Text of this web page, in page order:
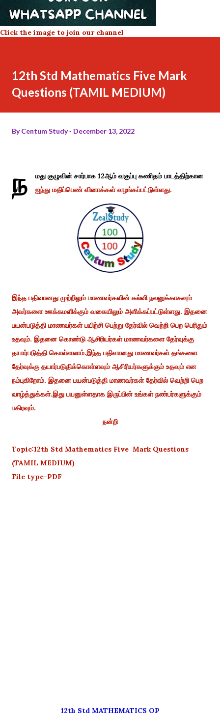
Click the image to join our channel
12th Std Mathematics Five Mark
Questions (TAMIL MEDIUM)
ByCentum Study December 13, 2022
ந
மது குழுவின் சார்பாக 12ஆம் வகுப்பு கணிதம் பாடத்திற்கான
ஐந்து மதிப்பெண் வினாக்கள் வழங்கப்பட்டுள்ளது.
இந்த பதிவானது முற்றிலும் மாணவர்களின் கல்வி நலனுக்காகவும்
அவர்களை ஊக்கமளிக்கும் வகையிலும் அளிக்கப்பட்டுள்ளது. இதனை
பயன்படுத்தி மாணவர்கள் பயிற்சி பெற்று தேர்வில் வெற்றி பெற பெரிதும்
உதவும். இதனை கொண்டு ஆசிரியர்கள் மாணவர்களை தேர்வுக்கு
தயார்படுத்தி கொள்ளலாம்.இந்த பதிவானது மாணவர்கள் தங்களை
தேர்வுக்கு தயார்படுதிக்கொள்ளவும் ஆசிரியர்களுக்கும் உதவும் என
நம்புகிறோம். இதனை பயன்படுத்தி மாணவர்கள் தேர்வில் வெற்றி பெற
வாழ்த்துக்கள்.இது பயனுள்ளதாக இருப்பின் உங்கள் நண்பர்களுக்கும்
பகிரவும்.
நன்றி
Topic:12th Std Mathematics Five Mark Questions
(TAMIL MEDIUM)
File type-PDF
12th Std MATHEMATICS QP